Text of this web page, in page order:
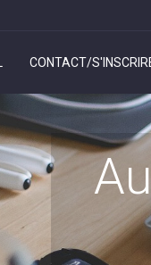
CONTACT/